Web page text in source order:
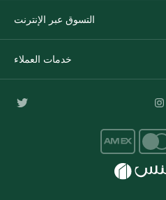
التسوق عبر الإنترنت
خدمات العملاء